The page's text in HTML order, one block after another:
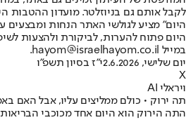
לקבל אותם גם בניוזלטר. מועדון ההטבות
היום" מציע לגולשי האתר הנחות ומבצעים
היום פתוח להערות, לביקורת ולהצעות
במייל hayom@israelhayom.co.il.
יום שלישי, 2.6.2026
י"ז בסיון תשפ"ו
X
ויראלי AI
תה ירוק • כולם ממליצים עליו, אבל האם
התה הירוק הוא היום אחד מכוכבי